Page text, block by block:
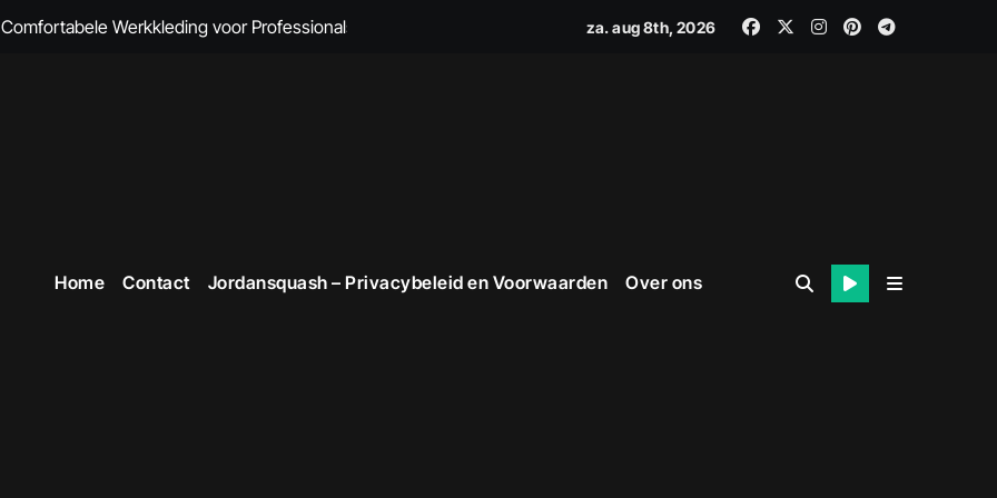
en Professionaliteit Gecombineerd
Overall Kopen voor Elke Gelegenheid
voor Dames
Veiligheid in Stijl
voor Stijlvolle en Functionele Outfits op de Werkvloer
Uitstraling op het Werk
Werkkleding in België
za. aug 8th, 2026
Home Contact Jordansquash – Privacybeleid en Voorwaarden Over ons